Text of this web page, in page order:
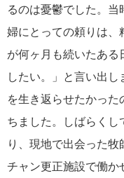
るのは憂鬱でした。
婦にとっての頼りは、
が何ヶ月も続いたある
したい。」と言い出
を生き返らせたかっ
ちました。しばらくし
り、現地で出会った
チャン更正施設で働か